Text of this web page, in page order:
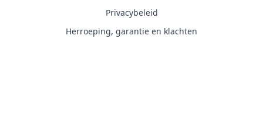
Privacybeleid
Herroeping, garantie en klachten